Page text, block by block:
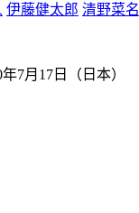
伊藤健太郎 清野菜名
7月17日（日本）